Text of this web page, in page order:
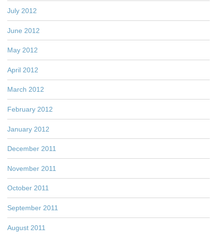
July 2012
June 2012
May 2012
April 2012
March 2012
February 2012
January 2012
December 2011
November 2011
October 2011
September 2011
August 2011